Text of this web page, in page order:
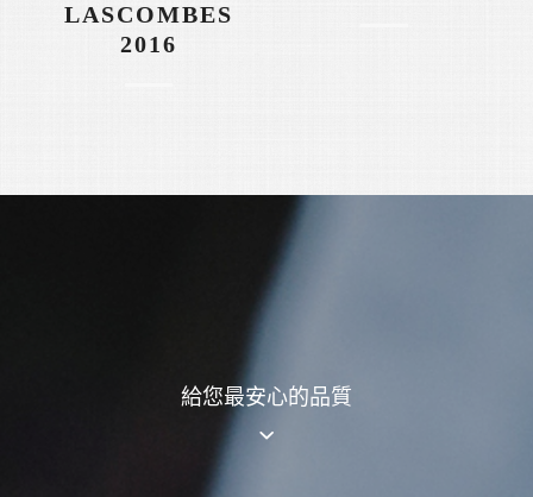
LASCOMBES
2016
給您最安心的品質